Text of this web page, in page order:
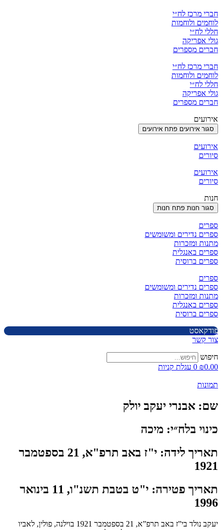
חברי מרכז לח״י
לוחמים ולוחמות
חללי לח״י
גולי אפריקה
חברים מספרים
חברי מרכז לח״י
לוחמים ולוחמות
חללי לח״י
גולי אפריקה
חברים מספרים
אירועים
סגור אירועים פתח אירועים
אירועים
סיורים
אירועים
סיורים
חנות
סגור חנות פתח חנות
ספרים
ספרים נדירים ומשומשים
מתנות ומזכרות
ספרים באנגלית
ספרים ברוסית
ספרים
ספרים נדירים ומשומשים
מתנות ומזכרות
ספרים באנגלית
ספרים ברוסית
פודקאסט
צור קשר
חיפוש
₪0.00
0 עגלת קניות
תמונות
שם: אבנרי יעקב יולק
כינוי בלח״י: מיכה
תאריך לידה:
י"ז באב תרפ"א, 21 בספטמבר
1921
תאריך פטירה:
י"ט בטבת תשנ"ו, 11 בינואר
1996
יעקב נולד בי”ז באב תרפ”א, 21 בספטמבר 1921 בוילנה, פולין, לאביו